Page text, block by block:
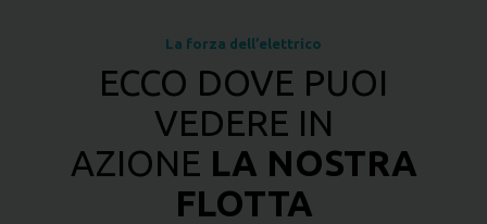
La forza dell’elettrico
ECCO DOVE PUOI
VEDERE IN
AZIONE LA NOSTRA
FLOTTA